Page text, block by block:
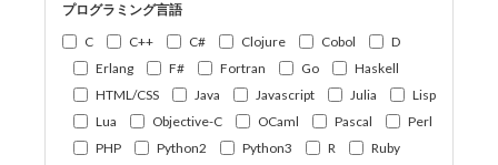
プログラミング言語
C
C++ C# Clojure Cobol
D
Erlang
F# Fortran Go
Haskell
HTML/CSS
Java Javascript Julia
Lisp
Lua
Objective-C OCaml Pascal
Perl
PHP
Python2 Python3 R
Ruby